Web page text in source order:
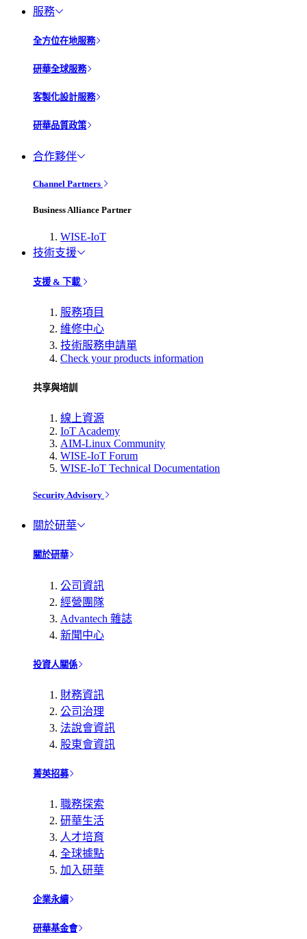
服務
全方位在地服務
研華全球服務
客製化設計服務
研華品質政策
合作夥伴
Channel Partners
Business Alliance Partner
WISE-IoT
技術支援
支援 & 下載
服務項目
維修中心
技術服務申請單
Check your products information
共享與培訓
線上資源
IoT Academy
AIM-Linux Community
WISE-IoT Forum
WISE-IoT Technical Documentation
Security Advisory
關於研華
關於研華
公司資訊
經營團隊
Advantech 雜誌
新聞中心
投資人關係
財務資訊
公司治理
法說會資訊
股東會資訊
菁英招募
職務探索
研華生活
人才培育
全球據點
加入研華
企業永續
研華基金會